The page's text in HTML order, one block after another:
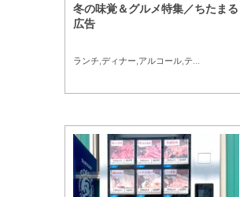
冬の味覚＆グルメ特集／ちたまる
広告
ランチ,ディナー,アルコール,テイクアウト